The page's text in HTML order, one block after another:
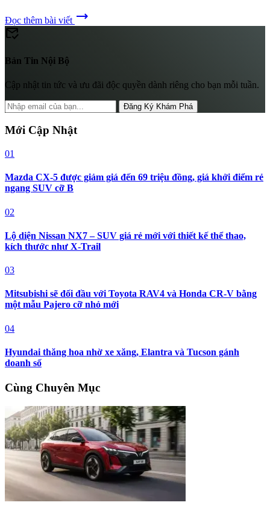
Đọc thêm bài viết trending_flat
mark_email_read
Bản Tin Nội Bộ
Cập nhật tin tức và ưu đãi độc quyền dành riêng cho bạn mỗi tuần.
Đăng Ký Khám Phá
Mới Cập Nhật
01
Mazda CX-5 được giảm giá đến 69 triệu đồng, giá khởi điểm rẻ
ngang SUV cỡ B
02
Lộ diện Nissan NX7 – SUV giá rẻ mới với thiết kế thể thao,
kích thước như X-Trail
03
Mitsubishi sẽ đối đầu với Toyota RAV4 và Honda CR-V bằng
một mẫu Pajero cỡ nhỏ mới
04
Hyundai thăng hoa nhờ xe xăng, Elantra và Tucson gánh
doanh số
Cùng Chuyên Mục